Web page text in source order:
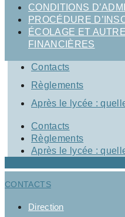
CONDITIONS
PROCÉDURE
ÉCOLAGE ET
FINANCIÈRES
Contacts
Règlements
Après le lycée :
Contacts
Règlements
Après le lycée :
CONTACTS
Direction